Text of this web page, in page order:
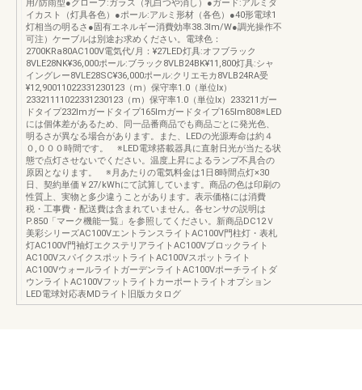
用/防雨型●グローブ:ガラス（乳白つや消し）●ガード:アルミダ
イカスト（灯具各色）●ポール:アルミ形材（各色）●40形電球1
灯相当の明るさ●固有エネルギー消費効率38.3lm/W●調光操作不
可注）ケーブルは別途お求めください。電球色：
2700KRa80AC100V電気代/月：¥27LED灯具:オフブラック
8VLE28NK¥36,000ポール:ブラック8VLB24BK¥11,800灯具:シャ
イングレー8VLE28SC¥36,000ポール:クリエモカ8VLB24RA受
¥12,90011022331230123（m）保守率1.0（単位Ix）
23321111022331230123（m）保守率1.0（単位Ix）233211ガー
ドタイプ232lmガードタイプ165lmガードタイプ165lm808※LED
には個体差があるため、同一品番商品でも商品ごとに発光色、
明るさが異なる場合があります。また、LEDの光源寿命は約４
０,０００時間です。 ※LED電球搭載器具に直射日光が当たる状
態で点灯させないでください。温度上昇によるランプ不具合の
原因となります。 ※月あたりの電気料金は1日8時間点灯×30
日、契約単価￥27/kWhにて試算しています。商品の色は印刷の
性質上、実物と多少違うことがあります。表示価格には消費
税・工事費・配送費は含まれていません。各センサの説明は
P.850「マーク機能一覧」を参照してください。新商品DC12Ｖ
美彩シリーズAC100VエントランスライトAC100V門柱灯・表札
灯AC100V門袖灯エクステリアライトAC100Vブロックライト
AC100VスパイクスポットライトAC100Vスポットライト
AC100VウォールライトガーデンライトAC100Vポーチライトダ
ウンライトAC100Vフットライトカーポートライトオプション
LED電球対応表MDライト旧版カタログ